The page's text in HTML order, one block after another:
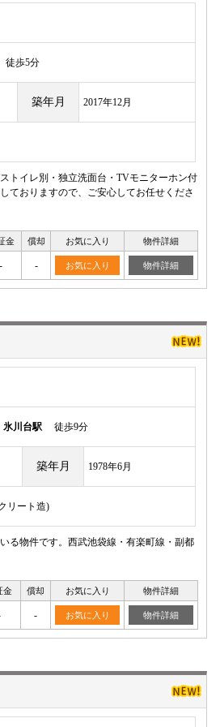
歩5分
築年月 2017年12月
トイレ別・独立洗面台・TVモニターホン付
ておりますので、ご安心してお任せくださ
金 償却 お気に入り 物件詳細
- - お気に入り 物件詳細
氷川台駅 徒歩9分
築年月 1978年6月
リート造)
る物件です。西武池袋線・有楽町線・副都
金 償却 お気に入り 物件詳細
- お気に入り 物件詳細